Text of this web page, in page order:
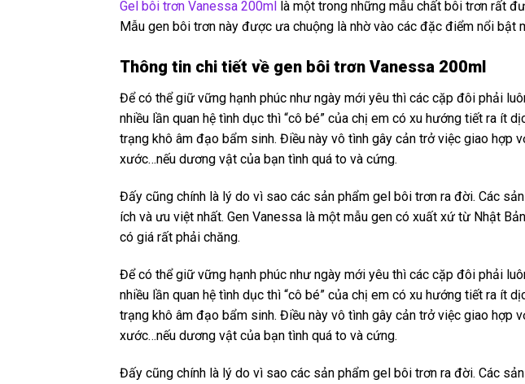
Gel bôi trơn Vanessa 200ml
là một trong những mẫu chất bôi trơn rất
Mẫu gen bôi trơn này được ưa chuộng là nhờ vào các đặc điểm nổi
Thông tin chi tiết về gen bôi trơn Vanessa 200ml
Để có thể giữ vững hạnh phúc như ngày mới yêu thì các cặp đôi phải
nhiều lần quan hệ tình dục thì “cô bé” của chị em có xu hướng tiết ra ít
trạng khô âm đạo bẩm sinh. Điều này vô tình gây cản trở việc giao hợp
xước…nếu dương vật của bạn tình quá to và cứng.
Đấy cũng chính là lý do vì sao các sản phẩm gel bôi trơn ra đời. Các
ích và ưu việt nhất. Gen Vanessa là một mẫu gen có xuất xứ từ Nhật
có giá rất phải chăng.
Để có thể giữ vững hạnh phúc như ngày mới yêu thì các cặp đôi phải
nhiều lần quan hệ tình dục thì “cô bé” của chị em có xu hướng tiết ra ít
trạng khô âm đạo bẩm sinh. Điều này vô tình gây cản trở việc giao hợp
xước…nếu dương vật của bạn tình quá to và cứng.
Đấy cũng chính là lý do vì sao các sản phẩm gel bôi trơn ra đời. Các